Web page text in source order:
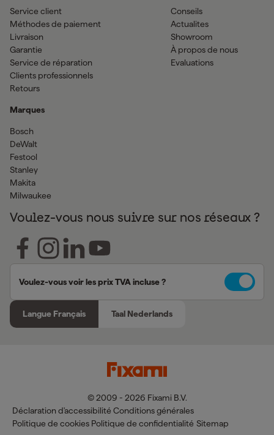
Service client
Méthodes de paiement
Livraison
Garantie
Service de réparation
Clients professionnels
Retours
Marques
Bosch
DeWalt
Festool
Stanley
Makita
Milwaukee
Conseils
Actualites
Showroom
À propos de nous
Evaluations
Voulez-vous nous suivre sur nos réseaux ?
Voulez-vous voir les prix TVA incluse ?
Langue Français Taal Nederlands
© 2009 - 2026 Fixami B.V.
Déclaration d'accessibilité Conditions générales
Politique de cookies Politique de confidentialité Sitemap